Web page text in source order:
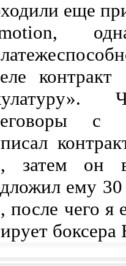
еще
с
затем он
ему 30
после чего я